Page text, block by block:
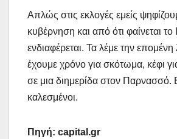
Απλώς στις εκλογές εμείς
κυβέρνηση και από ότι φαίνεται
ενδιαφέρεται. Τα λέμε την
έχουμε χρόνο για σκότωμα, κέφι
σε μια διημερίδα στον Παρνασσό.
καλεσμένοι.
Πηγή: capital.gr